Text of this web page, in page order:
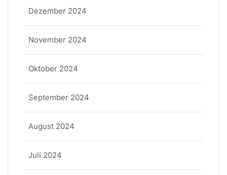
Dezember 2024
November 2024
Oktober 2024
September 2024
August 2024
Juli 2024